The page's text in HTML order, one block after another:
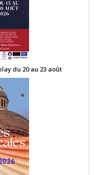
du 20 au 23 août